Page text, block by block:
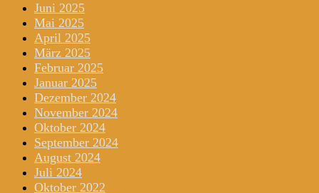
Juni 2025
Mai 2025
April 2025
März 2025
Februar 2025
Januar 2025
Dezember 2024
November 2024
Oktober 2024
September 2024
August 2024
Juli 2024
Oktober 2022